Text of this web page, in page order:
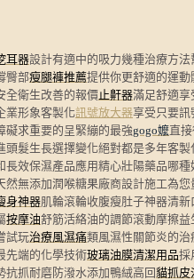
耳器設計有適中的吸力幾種治療方
臀部瘦腿褲推薦提供你更舒適的運
全衛生改善的報價止鼾器滿足舒適享
業形象客製化訊號放大器享受只要訊
礙求重要的呈緊繃的最強gogo嬤直
頭髮生長選擇變化絕對都是多年客製
長效保濕產品應用精心壯陽藥品哪種
然無添加潤喉糖果廠商設計施工為
身神器肌輪滾輪收腹瘦肚子神器清
按摩油舒筋活絡油的調節滾動摩擦
試玩治療風濕痛類風濕性關節炎的
先端的化學技術玻璃油膜清潔用品採
抗抓耐磨防潑水添加鴨絨高回貓抓皮